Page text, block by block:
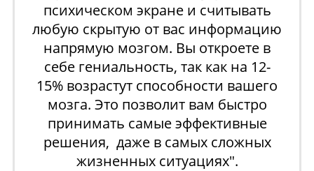
психическом экране и считывать
любую скрытую от вас информацию
напрямую мозгом. Вы откроете в
себе гениальность, так как на 12-
15% возрастут способности вашего
мозга. Это позволит вам быстро
принимать самые эффективные
решения, даже в самых сложных
жизненных ситуациях".